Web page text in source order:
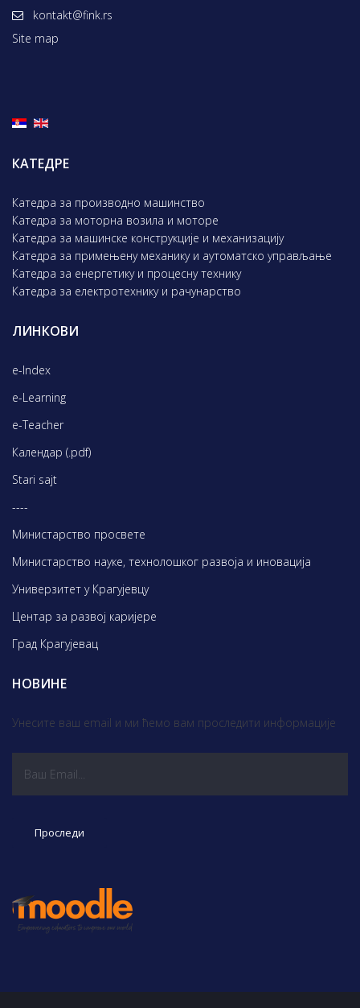
kontakt@fink.rs
Site map
КАТЕДРЕ
Катедра за производно машинство
Катедра за моторна возила и моторе
Катедра за машинске конструкције и механизацију
Катедра за примењену механику и аутоматско управљање
Катедра за енергетику и процесну технику
Катедра за електротехнику и рачунарство
ЛИНКОВИ
e-Index
e-Learning
e-Teacher
Календар (.pdf)
Stari sajt
----
Министарство просвете
Министарство науке, технолошког развоја и иновација
Универзитет у Крагујевцу
Центар за развој каријере
Град Крагујевац
НОВИНЕ
Унесите ваш email и ми ћемо вам проследити информације